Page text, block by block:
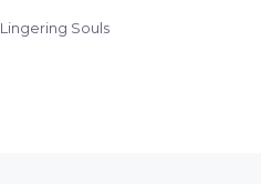
Lingering Souls